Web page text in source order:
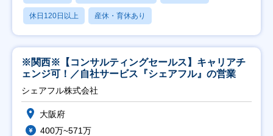
休日120日以上 産休・育休あり
※関西※【コンサルティングセールス】キャリアチ
ェンジ可！／自社サービス『シェアフル』の営業
シェアフル株式会社
大阪府
400万~571万